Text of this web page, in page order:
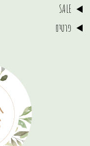
SALE
פרטים